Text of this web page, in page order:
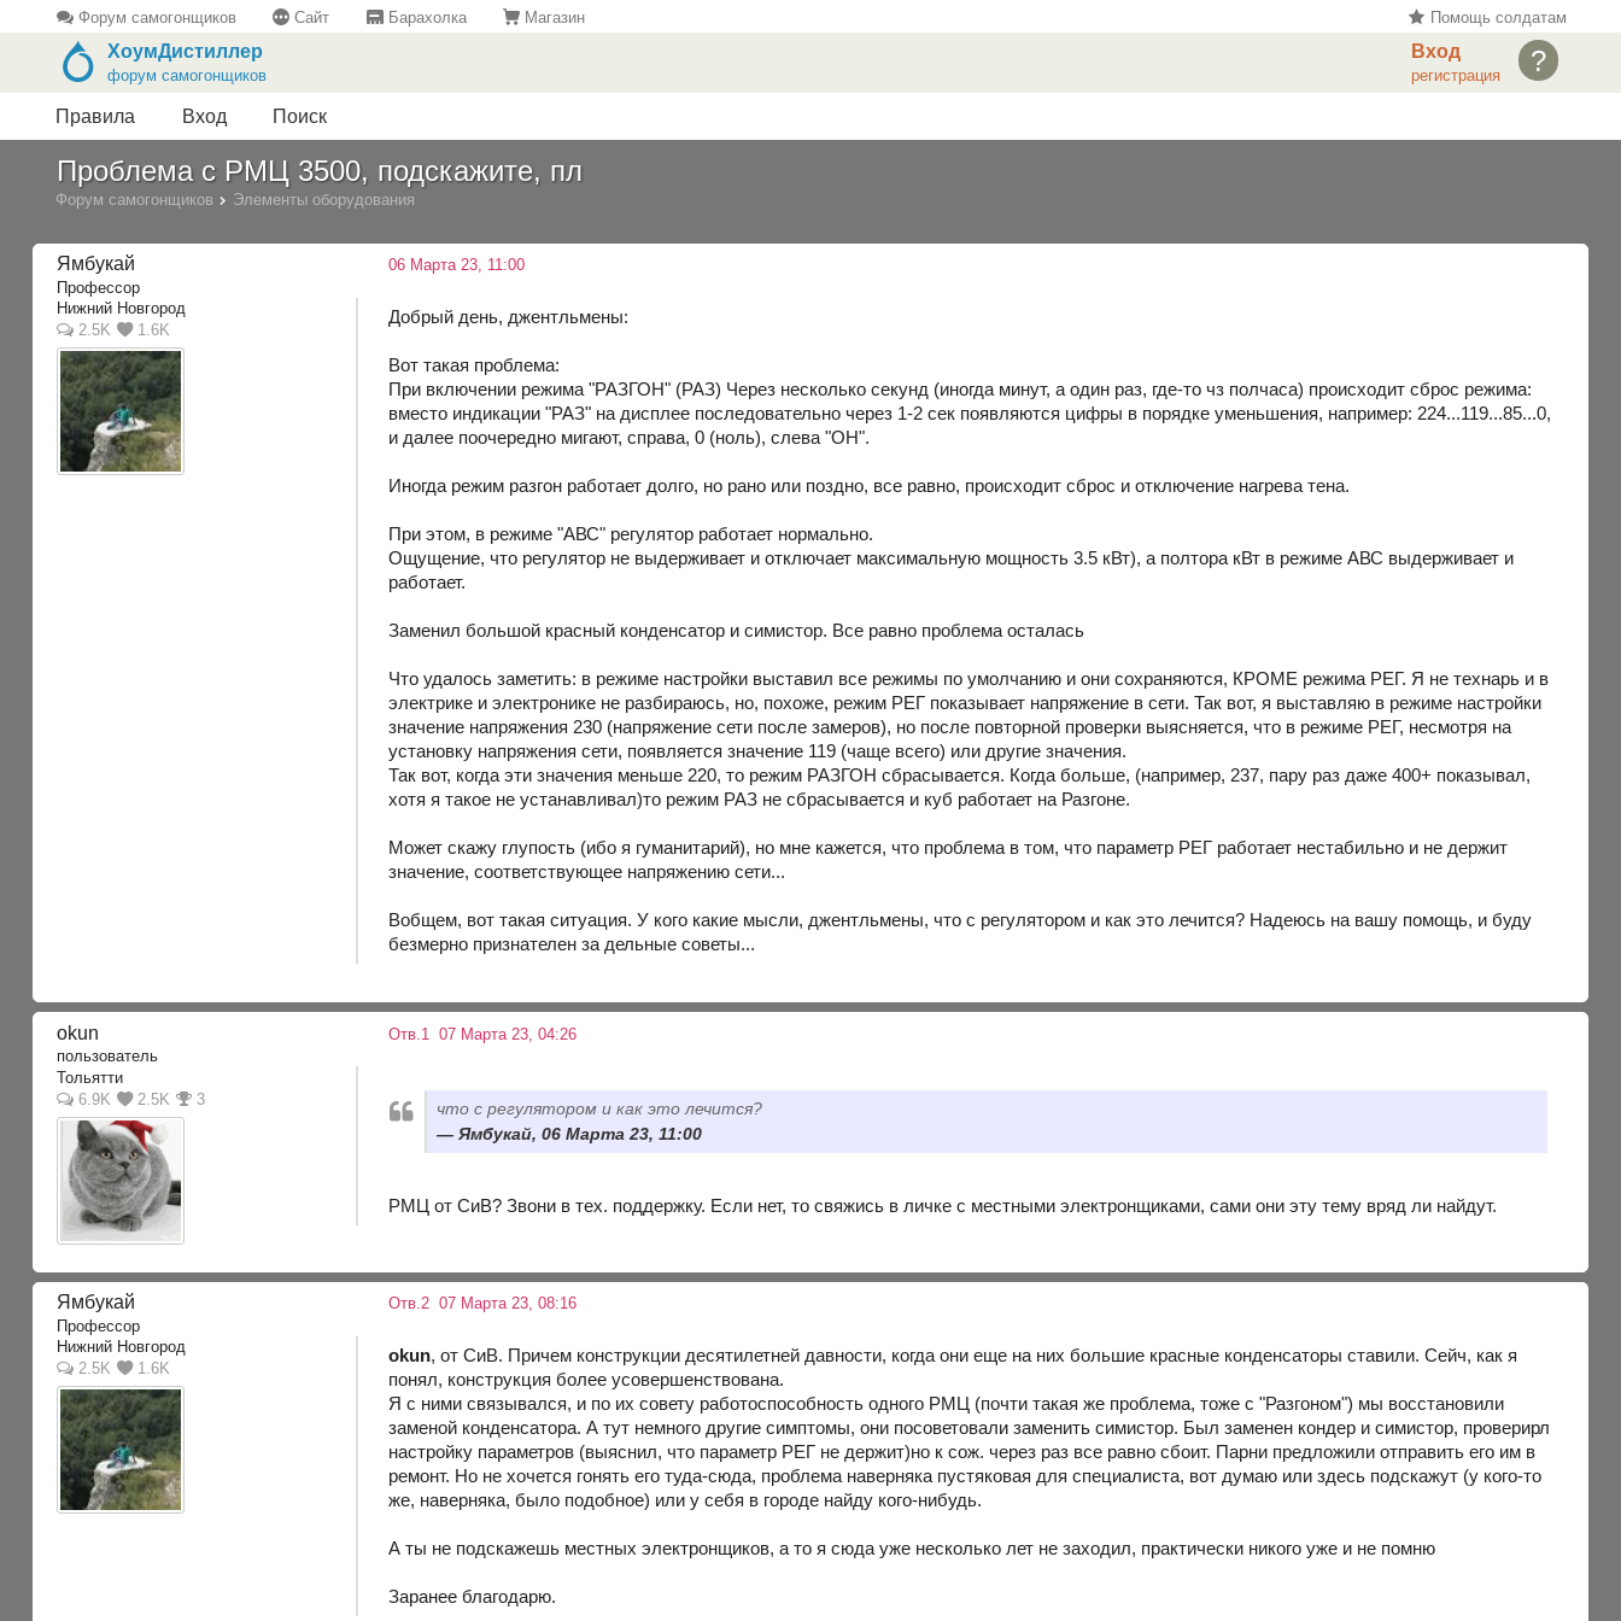
Форум самогонщиков Сайт Барахолка Магазин Помощь солдатам
?
Вход
регистрация
ХоумДистиллер
форум самогонщиков
Правила Вход Поиск
Проблема с РМЦ 3500, подскажите, пл
Форум самогонщиков Элементы оборудования
Ямбукай
Профессор
Нижний Новгород
2.5K
1.6K
06 Марта 23, 11:00
Добрый день, джентльмены:
Вот такая проблема:
При включении режима "РАЗГОН" (РАЗ) Через несколько секунд (иногда минут, а один раз, где-то чз полчаса) происходит сброс режима:
вместо индикации "РАЗ" на дисплее последовательно через 1-2 сек появляются цифры в порядке уменьшения, например: 224...119...85...0,
и далее поочередно мигают, справа, 0 (ноль), слева "ОН".
Иногда режим разгон работает долго, но рано или поздно, все равно, происходит сброс и отключение нагрева тена.
При этом, в режиме "АВС" регулятор работает нормально.
Ощущение, что регулятор не выдерживает и отключает максимальную мощность 3.5 кВт), а полтора кВт в режиме АВС выдерживает и
работает.
Заменил большой красный конденсатор и симистор. Все равно проблема осталась
Что удалось заметить: в режиме настройки выставил все режимы по умолчанию и они сохраняются, КРОМЕ режима РЕГ. Я не технарь и в
электрике и электронике не разбираюсь, но, похоже, режим РЕГ показывает напряжение в сети. Так вот, я выставляю в режиме настройки
значение напряжения 230 (напряжение сети после замеров), но после повторной проверки выясняется, что в режиме РЕГ, несмотря на
установку напряжения сети, появляется значение 119 (чаще всего) или другие значения.
Так вот, когда эти значения меньше 220, то режим РАЗГОН сбрасывается. Когда больше, (например, 237, пару раз даже 400+ показывал,
хотя я такое не устанавливал)то режим РАЗ не сбрасывается и куб работает на Разгоне.
Может скажу глупость (ибо я гуманитарий), но мне кажется, что проблема в том, что параметр РЕГ работает нестабильно и не держит
значение, соответствующее напряжению сети...
Вобщем, вот такая ситуация. У кого какие мысли, джентльмены, что с регулятором и как это лечится? Надеюсь на вашу помощь, и буду
безмерно признателен за дельные советы...
okun
пользователь
Тольятти
6.9K
2.5K 3
Отв.1 07 Марта 23, 04:26
что с регулятором и как это лечится?
Ямбукай, 06 Марта 23, 11:00
РМЦ от СиВ? Звони в тех. поддержку. Если нет, то свяжись в личке с местными электронщиками, сами они эту тему вряд ли найдут.
Ямбукай
Профессор
Нижний Новгород
2.5K
1.6K
Отв.2 07 Марта 23, 08:16
okun, от СиВ. Причем конструкции десятилетней давности, когда они еще на них большие красные конденсаторы ставили. Сейч, как я
понял, конструкция более усовершенствована.
Я с ними связывался, и по их совету работоспособность одного РМЦ (почти такая же проблема, тоже с "Разгоном") мы восстановили
заменой конденсатора. А тут немного другие симптомы, они посоветовали заменить симистор. Был заменен кондер и симистор, проверирл
настройку параметров (выяснил, что параметр РЕГ не держит)но к сож. через раз все равно сбоит. Парни предложили отправить его им в
ремонт. Но не хочется гонять его туда-сюда, проблема наверняка пустяковая для специалиста, вот думаю или здесь подскажут (у кого-то
же, наверняка, было подобное) или у себя в городе найду кого-нибудь.
А ты не подскажешь местных электронщиков, а то я сюда уже несколько лет не заходил, практически никого уже и не помню
Заранее благодарю.